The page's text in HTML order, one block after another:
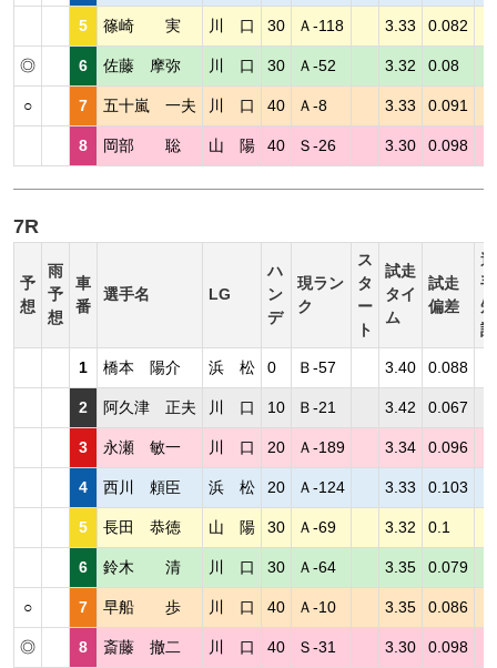
5 篠崎 実 川 口 30 Ａ-118 3.33 0.082
◎ 6 佐藤 摩弥 川 口 30 Ａ-52 3.32 0.08
○ 7 五十嵐 一夫 川 口 40 Ａ-8 3.33 0.091
8 岡部 聡 山 陽 40 Ｓ-26 3.30 0.098
7R
予
想
雨
予
想
車
番
選手名 LG
ハ
ン
デ
現ラン
ク
ス
タ
ー
ト
試走
タイ
ム
試走
偏差
選
手
短
評
1 橋本 陽介 浜 松 0 Ｂ-57 3.40 0.088
2 阿久津 正夫 川 口 10 Ｂ-21 3.42 0.067
3 永瀬 敏一 川 口 20 Ａ-189 3.34 0.096
4 西川 頼臣 浜 松 20 Ａ-124 3.33 0.103
5 長田 恭徳 山 陽 30 Ａ-69 3.32 0.1
6 鈴木 清 川 口 30 Ａ-64 3.35 0.079
○ 7 早船 歩 川 口 40 Ａ-10 3.35 0.086
◎ 8 斎藤 撤二 川 口 40 Ｓ-31 3.30 0.098